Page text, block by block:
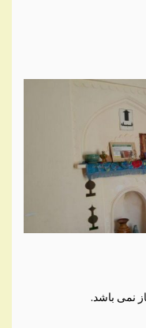
نمی باشد.